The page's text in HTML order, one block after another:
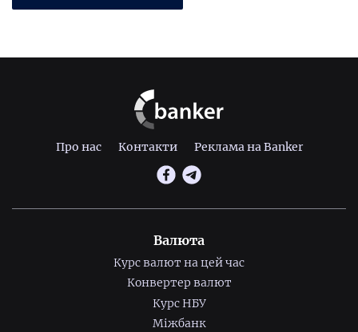
Про нас Контакти Реклама на Banker
Валюта
Курс валют на цей час
Конвертер валют
Курс НБУ
Міжбанк